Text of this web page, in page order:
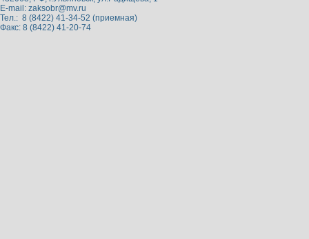
E-mail: zaksobr@mv.ru
Тел.: 8 (8422) 41-34-52 (приемная)
Факс: 8 (8422) 41-20-74